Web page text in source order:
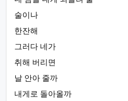
술이나
한잔해
그러다 네가
취해 버리면
날 안아 줄까
내게로 돌아올까